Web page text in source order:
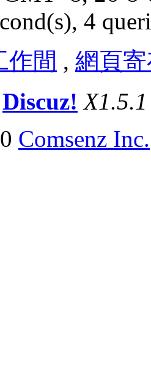
4
作間 , 網頁
Discuz! X1.5.1
Comsenz Inc.